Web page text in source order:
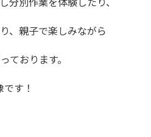
、親子で楽しみながら
ております。
す！